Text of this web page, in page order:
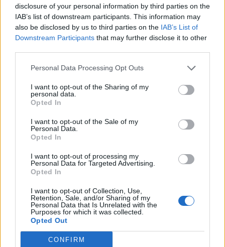
disclosure of your personal information by third parties on the
IAB’s list of downstream participants. This information may
also be disclosed by us to third parties on the IAB’s List of
Downstream Participants that may further disclose it to other
Personal Data Processing Opt Outs
I want to opt-out of the Sharing of my
personal data.
Opted In
I want to opt-out of the Sale of my
Personal Data.
Opted In
I want to opt-out of processing my
Personal Data for Targeted Advertising.
Opted In
I want to opt-out of Collection, Use,
Retention, Sale, and/or Sharing of my
Personal Data that Is Unrelated with the
Purposes for which it was collected.
Opted Out
CONFIRM
Chiesa Parrocchiale dei Ss.Pietro e Paolo in Biumo
Inferiore
Ora di Sepoltura
11/04/2026 ore 16:30
Luogo di Sepoltura
Annuncio inserito da:
Onoranze Funebri Morelli Srl - Tel. 0332471296
INSERISCI LA TUA PARTECIPAZIONE
Il tuo messaggio come segno di vicinanza alla
famiglia.Questo servizio costa 30€ + iva.
Inserisci il testo che comparirà nella partecipazione
Serve ispirazione?